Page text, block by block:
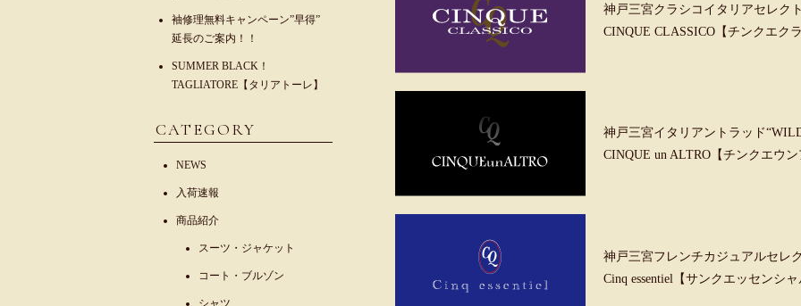
神戸三宮クラシコイタリアセレク
CINQUE CLASSICO【チンクエク
神戸三宮イタリアントラッド
CINQUE un ALTRO【チンクエウ
神戸三宮フレンチカジュアルセレ
Cinq essentiel【サンクエッセンシ
袖修理無料キャンペーン”早得”
延長のご案内！！
SUMMER BLACK！
TAGLIATORE【タリアトーレ】
CATEGORY
NEWS
入荷速報
商品紹介
スーツ・ジャケット
コート・ブルゾン